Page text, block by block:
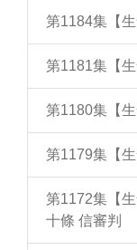
第1184集【
第1181集【
第1180集【
第1179集【
第1172集【
十條 信審判